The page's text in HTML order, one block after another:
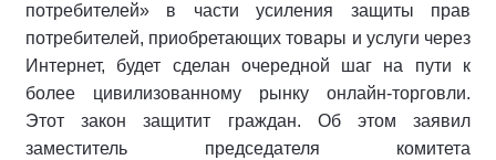
потребителей» в части усиления защиты прав
потребителей, приобретающих товары и услуги через
Интернет, будет сделан очередной шаг на пути к
более цивилизованному рынку онлайн-торговли.
Этот закон защитит граждан. Об этом заявил
заместитель председателя комитета